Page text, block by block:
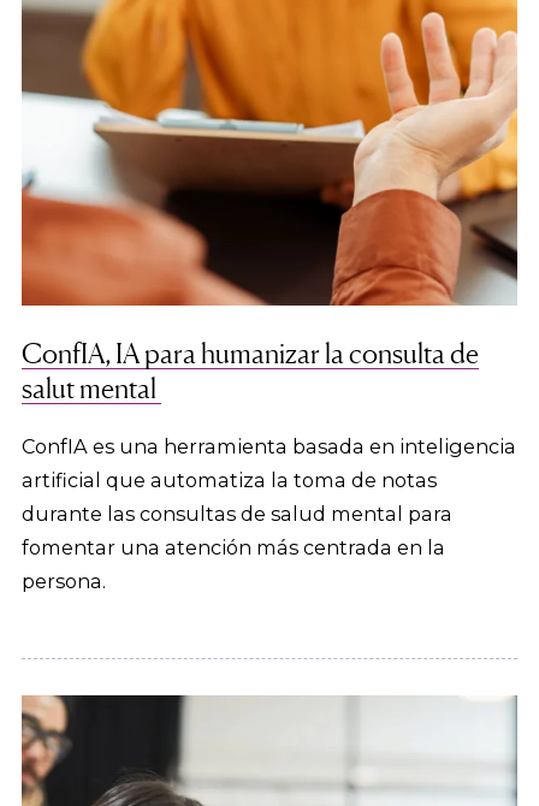
ConfIA, IA para humanizar la consulta de
salut mental
ConfIA es una herramienta basada en inteligencia
artificial que automatiza la toma de notas
durante las consultas de salud mental para
fomentar una atención más centrada en la
persona.